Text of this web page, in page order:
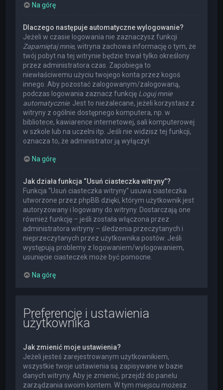
Na górę
Dlaczego następuje automatyczne wylogowanie?
Jeżeli w czasie logowania nie zaznaczysz funkcji
Zapamiętaj mnie, witryna zachowa informację o tym, że
twój pobyt na tej witrynie będzie trwał tylko określony
przez administratora czas. Zapobiega to
niewłaściwemu użyciu twojego konta przez kogoś
innego. Aby pozostać zalogowanym/zalogowaną,
podczas logowania zaznacz funkcję Loguj mnie
automatycznie. Jest to niezalecane, jeżeli korzystasz z
witryny z ogólnie dostępnego komputera, np. w
bibliotece, kawiarence internetowej, sali komputerowej
w szkole lub na uczelni itp. Jeśli nie widzisz tej funkcji,
oznacza to, że administrator ją wyłączył.
Na górę
Jak działa funkcja “Usuń ciasteczka witryny”?
Funkcja “Usuń ciasteczka witryny” usuwa ciasteczka
utworzone przez phpBB dzięki, którym użytkownik jest
autoryzowany i logowany do witryny. Dostarczają one
również funkcję – jeśli została włączona przez
administratora witryny – śledzenia przeczytanych i
nieprzeczytanych przez użytkownika postów. Jeśli
występują problemy z logowaniem/wylogowaniem,
usunięcie ciasteczek może być pomocne.
Na górę
Preferencje i ustawienia
użytkownika
Jak zmienić moje ustawienia?
Jeżeli jesteś zarejestrowanym użytkownikiem,
wszystkie twoje ustawienia są zapisywane w bazie
danych witryny. Aby je zmienić, przejdź do panelu
zarządzania swoim kontem. W tym miejscu możesz